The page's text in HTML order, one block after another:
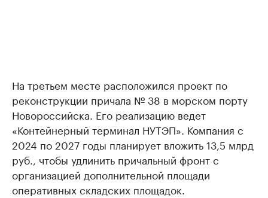
На третьем месте расположился проект по
реконструкции причала № 38 в морском порту
Новороссийска. Его реализацию ведет
«Контейнерный терминал НУТЭП». Компания с
2024 по 2027 годы планирует вложить 13,5 млрд
руб., чтобы удлинить причальный фронт с
организацией дополнительной площади
оперативных складских площадок.